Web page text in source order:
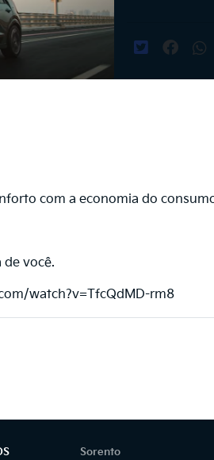
com a economia do
de você.
watch?v=TfcQdMD-rm8
Sorento